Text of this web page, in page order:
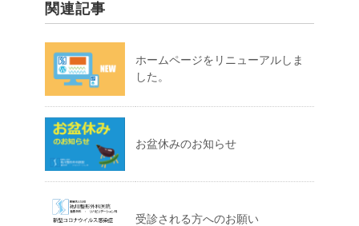
関連記事
ホームページをリニューアルしま
した。
お盆休みのお知らせ
受診される方へのお願い